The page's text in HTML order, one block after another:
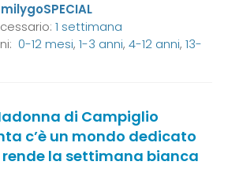
1 settimana
0-12 mesi,1-3 anni,4-12 anni,13-
di Campiglio
c’è un mondo dedicato
la settimana bianca